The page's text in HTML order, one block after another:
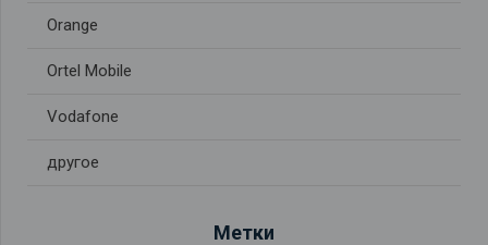
Orange
Ortel Mobile
Vodafone
другое
Метки